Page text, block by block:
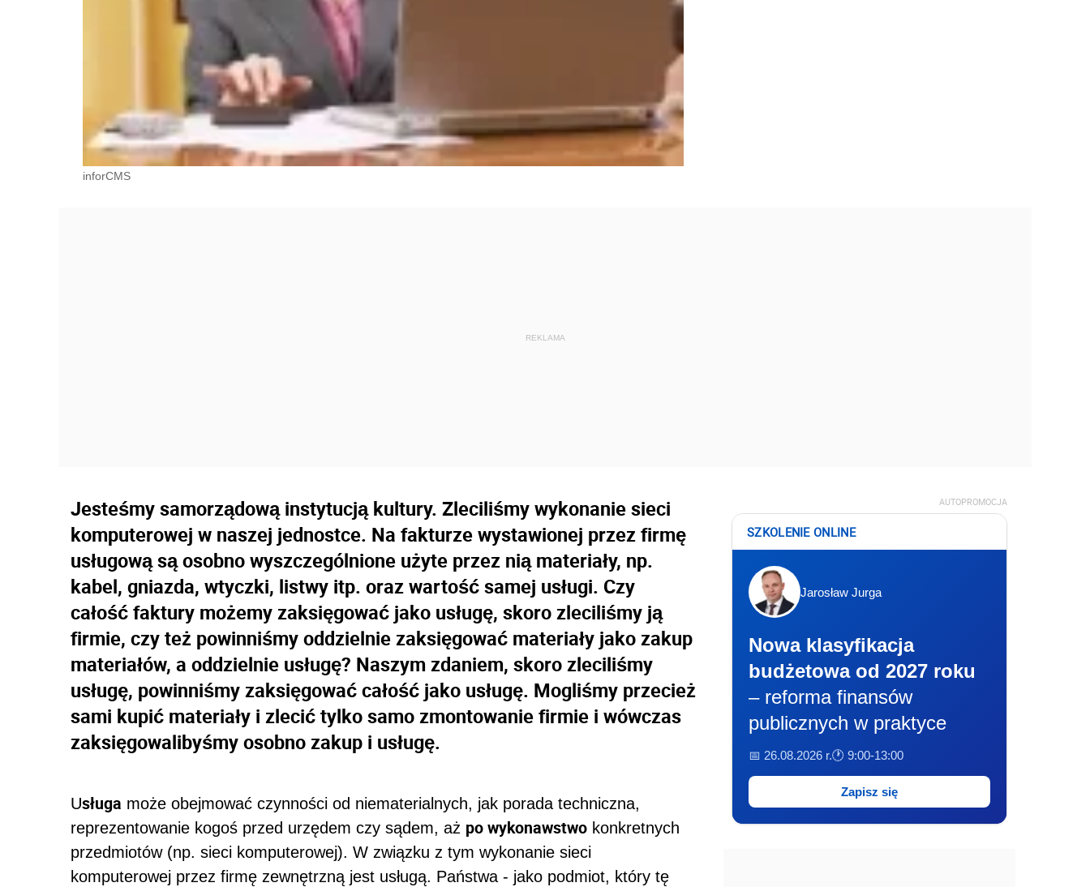
inforCMS
Jesteśmy samorządową instytucją kultury. Zleciliśmy wykonanie sieci
komputerowej w naszej jednostce. Na fakturze wystawionej przez firmę
usługową są osobno wyszczególnione użyte przez nią materiały, np.
kabel, gniazda, wtyczki, listwy itp. oraz wartość samej usługi. Czy
całość faktury możemy zaksięgować jako usługę, skoro zleciliśmy ją
firmie, czy też powinniśmy oddzielnie zaksięgować materiały jako zakup
materiałów, a oddzielnie usługę? Naszym zdaniem, skoro zleciliśmy
usługę, powinniśmy zaksięgować całość jako usługę. Mogliśmy przecież
sami kupić materiały i zlecić tylko samo zmontowanie firmie i wówczas
zaksięgowalibyśmy osobno zakup i usługę.
Usługa może obejmować czynności od niematerialnych, jak porada techniczna,
reprezentowanie kogoś przed urzędem czy sądem, aż po wykonawstwo konkretnych
przedmiotów (np. sieci komputerowej). W związku z tym wykonanie sieci
komputerowej przez firmę zewnętrzną jest usługą. Państwa - jako podmiot, który tę
AUTOPROMOCJA
SZKOLENIE ONLINE
Jarosław Jurga
Nowa klasyfikacja
budżetowa od 2027 roku
– reforma finansów
publicznych w praktyce
📅 26.08.2026 r.🕐 9:00-13:00
Zapisz się